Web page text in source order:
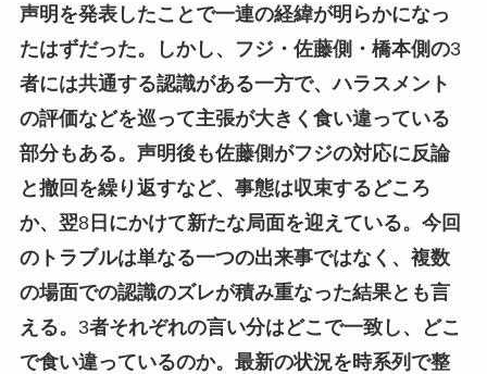
声明を発表したことで一連の経緯が明らかになっ
たはずだった。しかし、フジ・佐藤側・橋本側の3
者には共通する認識がある一方で、ハラスメント
の評価などを巡って主張が大きく食い違っている
部分もある。声明後も佐藤側がフジの対応に反論
と撤回を繰り返すなど、事態は収束するどころ
か、翌8日にかけて新たな局面を迎えている。今回
のトラブルは単なる一つの出来事ではなく、複数
の場面での認識のズレが積み重なった結果とも言
える。 3者それぞれの言い分はどこで一致し、どこ
で食い違っているのか。最新の状況を時系列で整